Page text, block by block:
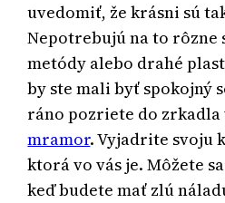
uvedomiť, že krásni sú
Nepotrebujú na to rôzne
metódy alebo drahé
by ste mali byť spokojný
ráno pozriete do
mramor.Vyjadrite svoju
ktorá vo vás je. Môžete
keď budete mať zlú